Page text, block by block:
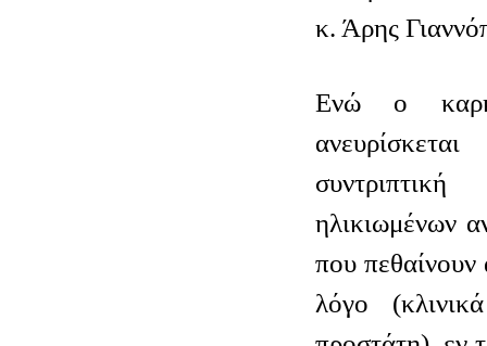
κ. Άρης
Ενώ ο
ηλικιωμένων
που
λόγο